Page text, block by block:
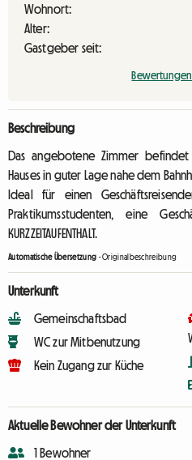
Wohnort:
Alter:
Gastgeber seit:
Beschreibung
Das angebotene Zimmer
Hauses in guter Lage nahe dem
Ideal für einen
Praktikumsstudenten, eine
KURZZEITAUFENTHALT.
Automatische Übersetzung -Originalbeschreibung
Unterkunft
Gemeinschaftsbad
WC zur Mitbenutzung
Kein Zugang zur Küche
Aktuelle Bewohner der Unterkunft
1 Bewohner